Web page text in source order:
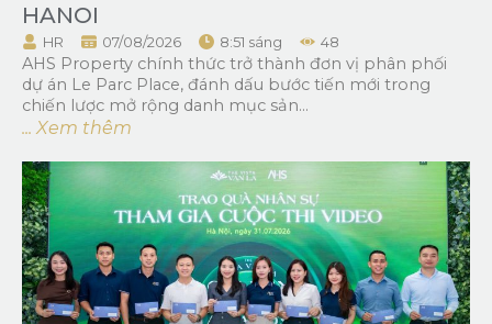
HANOI
HR 07/08/2026 8:51 sáng 48
AHS Property chính thức trở thành đơn vị phân phối
dự án Le Parc Place, đánh dấu bước tiến mới trong
chiến lược mở rộng danh mục sản...
... Xem thêm